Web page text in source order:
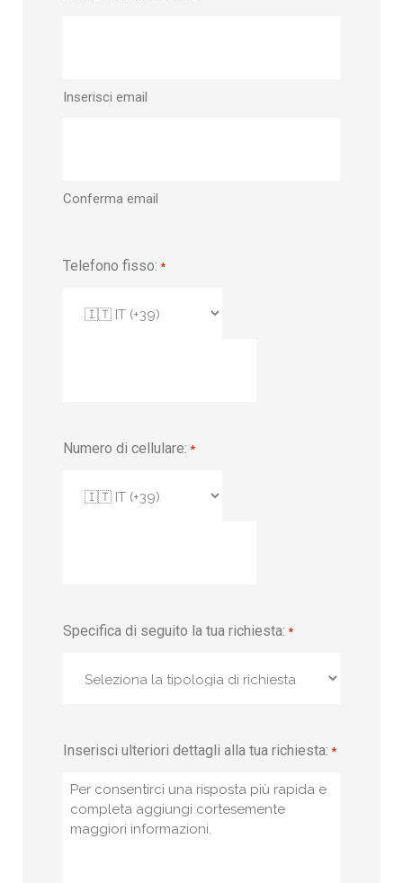
Inserisci email
Conferma email
Telefono fisso: *
Numero di cellulare: *
Specifica di seguito la tua richiesta: *
Inserisci ulteriori dettagli alla tua richiesta: *